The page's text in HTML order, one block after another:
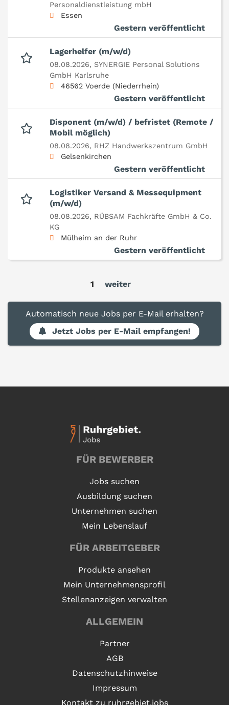
Personaldienstleistung mbH
Essen
Gestern veröffentlicht
Lagerhelfer (m/w/d)
08.08.2026, SYNERGIE Personal Solutions
GmbH Karlsruhe
46562 Voerde (Niederrhein)
Gestern veröffentlicht
Disponent (m/w/d) / befristet (Remote /
Mobil möglich)
08.08.2026, RHZ Handwerkszentrum GmbH
Gelsenkirchen
Gestern veröffentlicht
Logistiker Versand & Messequipment
(m/w/d)
08.08.2026, RÜBSAM Fachkräfte GmbH & Co.
KG
Mülheim an der Ruhr
Gestern veröffentlicht
1 weiter
Automatisch neue Jobs per E-Mail erhalten?
Jetzt Jobs per E-Mail empfangen!
FÜR BEWERBER
Jobs suchen
Ausbildung suchen
Unternehmen suchen
Mein Lebenslauf
FÜR ARBEITGEBER
Produkte ansehen
Mein Unternehmensprofil
Stellenanzeigen verwalten
ALLGEMEIN
Partner
AGB
Datenschutzhinweise
Impressum
Kontakt zu ruhrgebiet.jobs